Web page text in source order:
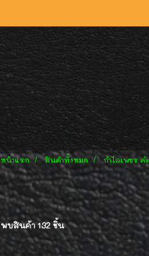
หน้าแรก สินค้าทั้งหมด กำไลเพชร ค่ะ
พบสินค้า 132 ชิ้น